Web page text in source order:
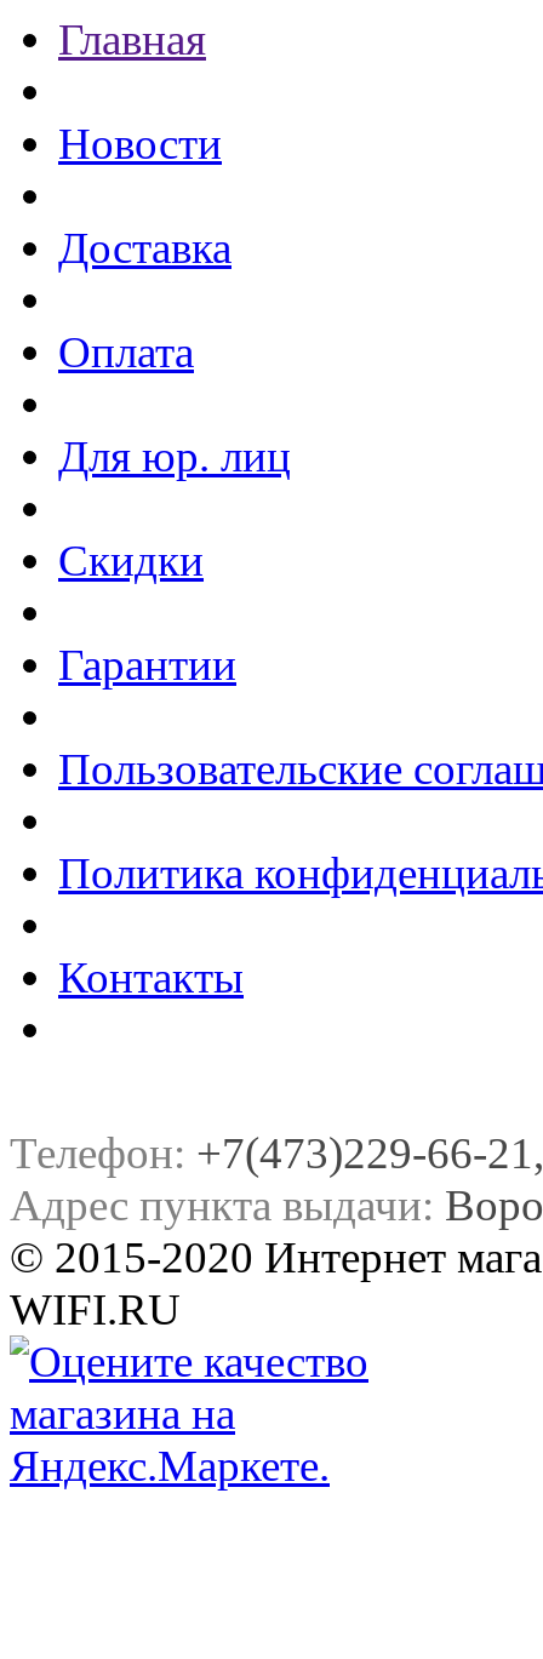
Главная
Новости
Доставка
Оплата
Для юр. лиц
Скидки
Гарантии
Пользовательские
Политика
Контакты
Телефон: +7(473)229-66-
Адрес пункта выдачи:
© 2015-2020 Интернет
WIFI.RU